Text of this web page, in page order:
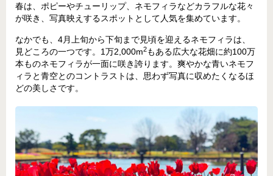
春は、ポピーやチューリップ、ネモフィラなどカラフルな花々
が咲き、写真映えするスポットとして人気を集めています。
なかでも、4月上旬から下旬まで見頃を迎えるネモフィラは、
見どころの一つです。1万2,000m2もある広大な花畑に約100万
本ものネモフィラが一面に咲き誇ります。爽やかな青いネモフ
ィラと青空とのコントラストは、思わず写真に収めたくなるほ
どの美しさです。